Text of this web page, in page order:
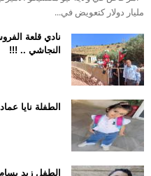
مليار دولار كتعويض في...
نادي قلعة
النجاشي .. !!!
الطفلة نايا
الطفل زيد